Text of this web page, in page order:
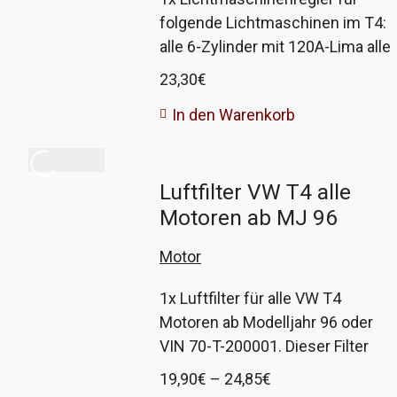
kontrolliert. Da wir keine
aufgearbeiteten Lichtmaschinen
mögen, probieren wir diese. Und
Stand jetzt läuft sie seit 90000km
fehlerfrei an einem AHY.
folgende Lichtmaschinen im T4:
alle 6-Zylinder mit 120A-Lima alle
6-Zylinder mit 150A-Lima ab
>>) alle anderen Motoren mit 90A
Cargo und gehört zur Bosch-
Gruppe.
23,30€
In den Warenkorb
Luftfilter VW T4 alle
Motoren ab MJ 96
Motor
1x Luftfilter für alle VW T4
Motoren ab Modelljahr 96 oder
VIN 70-T-200001. Dieser Filter
passt bei allen Motoren, egal ob
19,90€ – 24,85€